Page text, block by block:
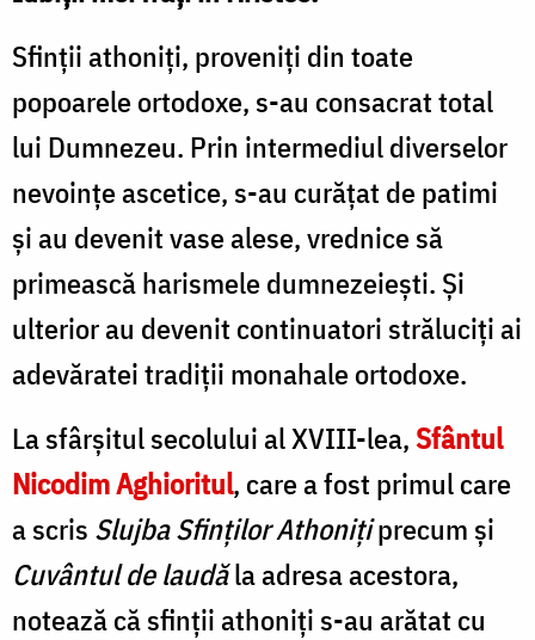
Sfinții athoniți, proveniți din toate
popoarele ortodoxe, s-au consacrat total
lui Dumnezeu. Prin intermediul diverselor
nevoințe ascetice, s-au curățat de patimi
și au devenit vase alese, vrednice să
primească harismele dumnezeiești. Și
ulterior au devenit continuatori străluciți ai
adevăratei tradiții monahale ortodoxe.
La sfârșitul secolului al XVIII-lea,Sfântul
Nicodim Aghioritul, care a fost primul care
a scris Slujba Sfinților Athonițiprecum și
Cuvântul de laudăla adresa acestora,
notează că sfinții athoniți s-au arătat cu